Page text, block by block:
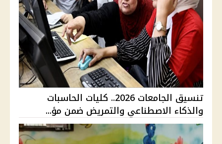
تنسيق الجامعات 2026.. كليات الحاسبات
والذكاء الاصطناعي والتمريض ضمن مؤ...